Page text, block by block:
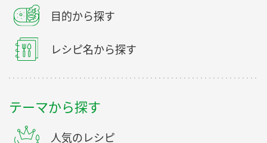
目的から探す
レシピ名から探す
テーマから探す
人気のレシピ